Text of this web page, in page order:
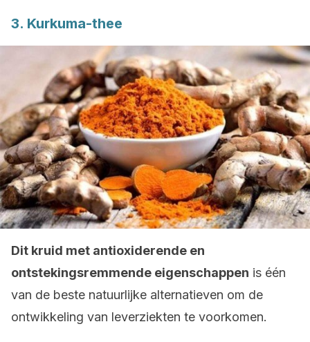
3. Kurkuma-thee
Dit kruid met antioxiderende en
ontstekingsremmende eigenschappen is één
van de beste natuurlijke alternatieven om de
ontwikkeling van leverziekten te voorkomen.